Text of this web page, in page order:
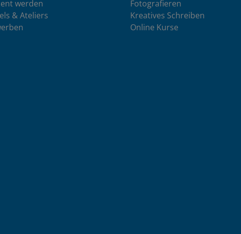
werden
& Ateliers
Fotografieren
Kreatives Schreiben
Online Kurse